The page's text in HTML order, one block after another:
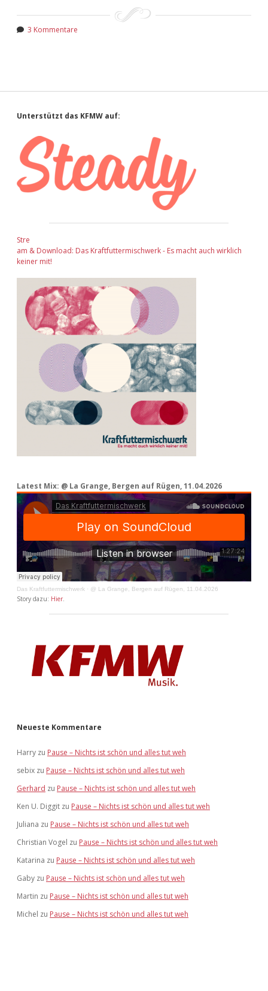
3 Kommentare
Sidebar
Unterstützt das KFMW auf:
Stre
am & Download: Das Kraftfuttermischwerk - Es macht auch wirklich
keiner mit!
Latest Mix: @ La Grange, Bergen auf Rügen, 11.04.2026
Das Kraftfuttermischwerk · @ La Grange, Bergen auf Rügen, 11.04.2026
Story dazu: Hier
Neueste Kommentare
Harry zu Pause – Nichts ist schön und alles tut weh
sebix zu Pause – Nichts ist schön und alles tut weh
Gerhard zu Pause – Nichts ist schön und alles tut weh
Ken U. Diggit zu Pause – Nichts ist schön und alles tut weh
Juliana zu Pause – Nichts ist schön und alles tut weh
Christian Vogel zu Pause – Nichts ist schön und alles tut weh
Katarina zu Pause – Nichts ist schön und alles tut weh
Gaby zu Pause – Nichts ist schön und alles tut weh
Martin zu Pause – Nichts ist schön und alles tut weh
Michel zu Pause – Nichts ist schön und alles tut weh